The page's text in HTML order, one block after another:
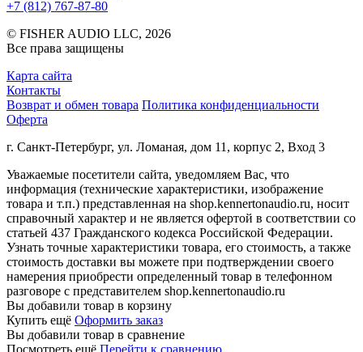
+7 (812) 767-87-80
© FISHER AUDIO LLC, 2026
Все права защищены
Карта сайта
Контакты
Возврат и обмен товара Политика конфиденциальности
Оферта
г. Санкт-Петербург, ул. Ломаная, дом 11, корпус 2, Вход 3
Уважаемые посетители сайта, уведомляем Вас, что
информация (технические характеристики, изображение
товара и т.п.) представленная на shop.kennertonaudio.ru, носит
справочный характер и не является офертой в соответствии со
статьей 437 Гражданского кодекса Российской Федерации.
Узнать точные характеристики товара, его стоимость, а также
стоимость доставки вы можете при подтверждении своего
намерения приобрести определенный товар в телефонном
разговоре с представителем shop.kennertonaudio.ru
Вы добавили товар в корзину
Купить ещё Оформить заказ
Вы добавили товар в сравнение
Посмотреть ещё Перейти к сравнению